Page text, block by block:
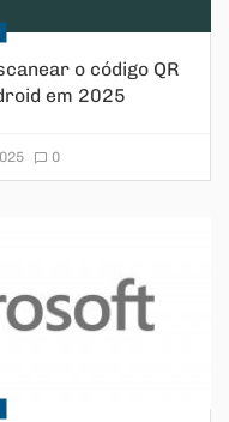
o código QR
em 2025
0